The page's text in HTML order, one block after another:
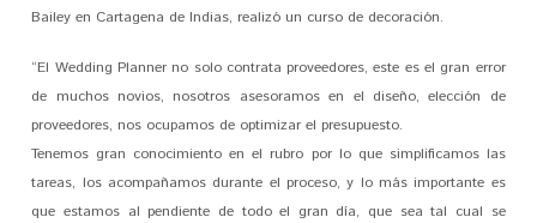
Bailey en Cartagena de Indias, realizó un curso de decoración.
“El Wedding Planner no solo contrata proveedores, este es el gran error
de muchos novios, nosotros asesoramos en el diseño, elección de
proveedores, nos ocupamos de optimizar el presupuesto.
Tenemos gran conocimiento en el rubro por lo que simplificamos las
tareas, los acompañamos durante el proceso, y lo más importante es
que estamos al pendiente de todo el gran día, que sea tal cual se